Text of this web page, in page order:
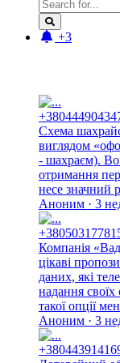
+3
Схема
виглядом
- шахраєм).
отримання
несе значний
Аноним · 3
Компанія
цікаві
даних, які
надання
такої опції
Аноним · 3